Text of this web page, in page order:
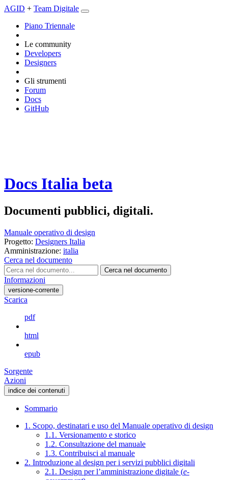
AGID + Team Digitale
Piano Triennale
Le community
Developers
Designers
Gli strumenti
Forum
Docs
GitHub
Docs Italia beta
Documenti pubblici, digitali.
Manuale operativo di design
Progetto: Designers Italia
Amministrazione: italia
Cerca nel documento
Cerca nel documento
Informazioni
versione-corrente
Scarica
pdf
html
epub
Sorgente
Azioni
indice dei contenuti
Sommario
1. Scopo, destinatari e uso del Manuale operativo di design
1.1. Versionamento e storico
1.2. Consultazione del manuale
1.3. Contribuisci al manuale
2. Introduzione al design per i servizi pubblici digitali
2.1. Design per l’amministrazione digitale (e-